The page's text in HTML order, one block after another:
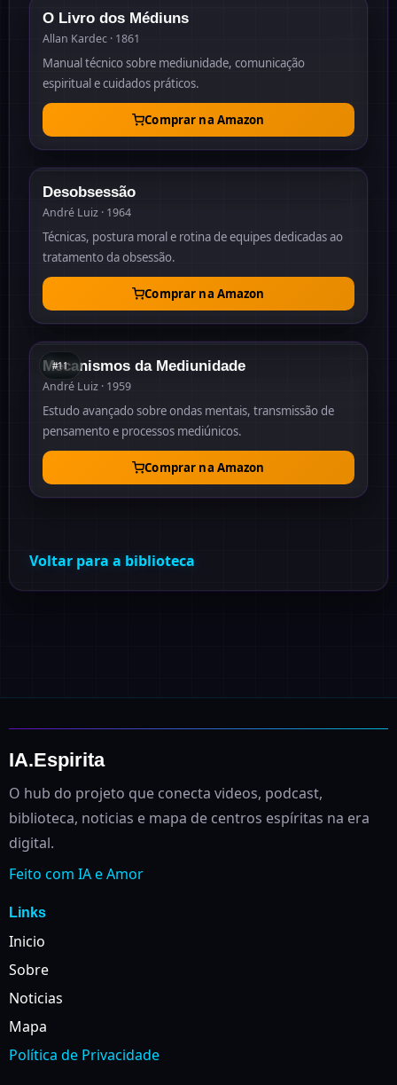
O Livro dos Médiuns
Allan Kardec · 1861
Manual técnico sobre mediunidade, comunicação
espiritual e cuidados práticos.
Comprar na Amazon
1964
Desobsessão
André Luiz · 1964
Técnicas, postura moral e rotina de equipes dedicadas ao
tratamento da obsessão.
Comprar na Amazon
1959
#11
Mecanismos da Mediunidade
André Luiz · 1959
Estudo avançado sobre ondas mentais, transmissão de
pensamento e processos mediúnicos.
Comprar na Amazon
Voltar para a biblioteca
IA.Espirita
O hub do projeto que conecta videos, podcast,
biblioteca, noticias e mapa de centros espíritas na era
digital.
Feito com IA e Amor
Links
Inicio
Sobre
Noticias
Mapa
Política de Privacidade